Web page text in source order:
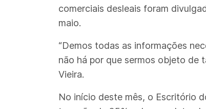
comerciais desleais foram
maio.
“Demos todas as informações
não há por que sermos objeto de
Vieira.
No início deste mês, o Escritório